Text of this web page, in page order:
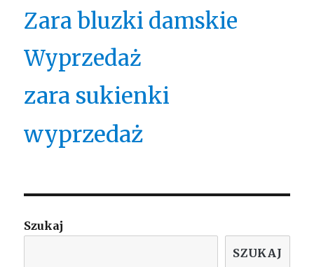
Zara bluzki damskie
Wyprzedaż
zara sukienki
wyprzedaż
Szukaj
SZUKAJ